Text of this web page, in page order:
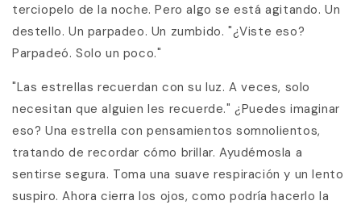
terciopelo de la noche. Pero algo se está agitando. Un
destello. Un parpadeo. Un zumbido. "¿Viste eso?
Parpadeó. Solo un poco."
"Las estrellas recuerdan con su luz. A veces, solo
necesitan que alguien les recuerde." ¿Puedes imaginar
eso? Una estrella con pensamientos somnolientos,
tratando de recordar cómo brillar. Ayudémosla a
sentirse segura. Toma una suave respiración y un lento
suspiro. Ahora cierra los ojos, como podría hacerlo la